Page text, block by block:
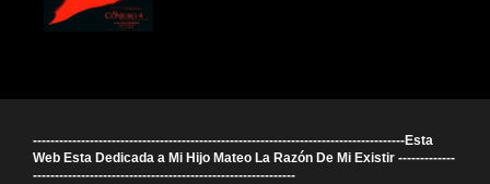
-------------------------------------------------------------------------------------Esta
Web Esta Dedicada a Mi Hijo Mateo La Razón De Mi Existir -------------
------------------------------------------------------------